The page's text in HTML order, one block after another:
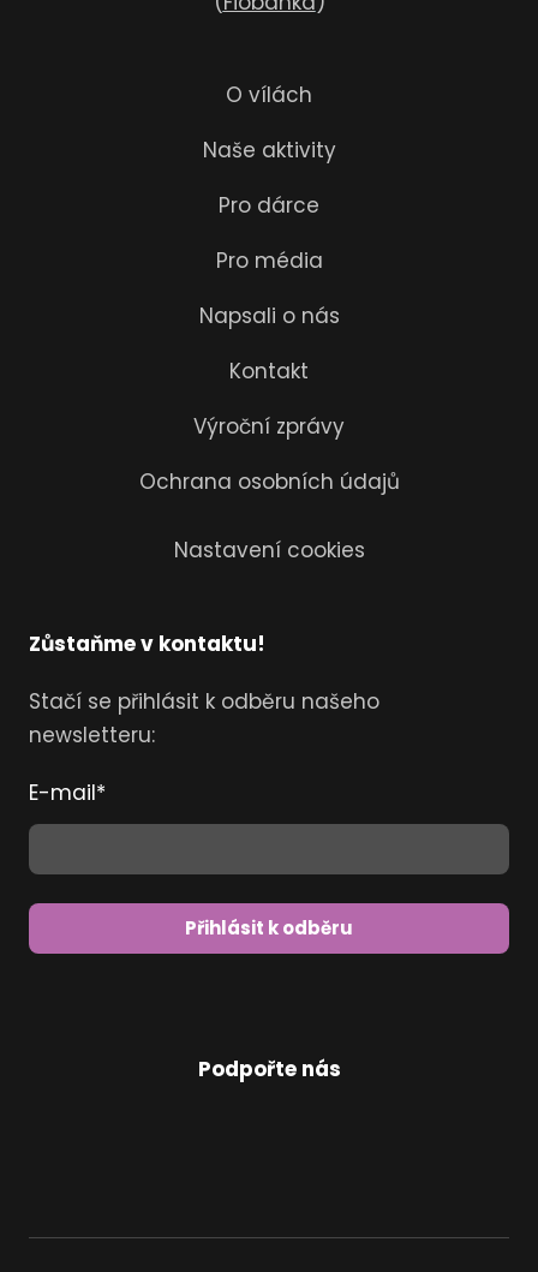
O vílách
Naše aktivity
Pro dárce
Pro média
Napsali o nás
Kontakt
Výroční zprávy
Ochrana osobních údajů
Nastavení cookies
Zůstaňme v kontaktu!
Stačí se přihlásit k odběru našeho
newsletteru:
E-mail*
Přihlásit k odběru
Podpořte nás